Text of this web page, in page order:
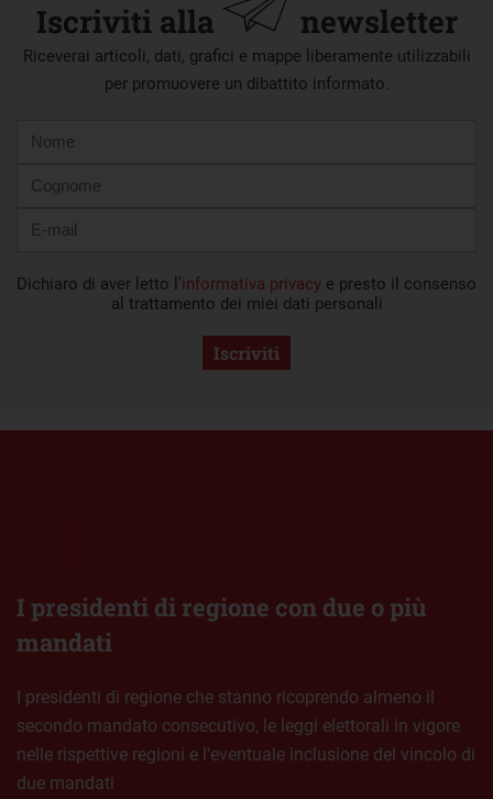
Iscriviti alla newsletter
Riceverai articoli, dati, grafici e mappe liberamente utilizzabili
per promuovere un dibattito informato.
mail
Dichiaro di aver letto l’informativa privacy e presto il consenso
al trattamento dei miei dati personali
Iscriviti
I presidenti di regione con due o più
mandati
I presidenti di regione che stanno ricoprendo almeno il
secondo mandato consecutivo, le leggi elettorali in vigore
nelle rispettive regioni e l'eventuale inclusione del vincolo di
due mandati